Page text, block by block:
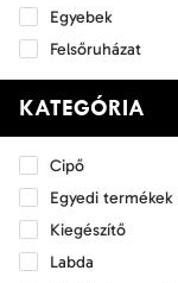
Egyebek
Felsőruházat
Focicipő
Focilabda
Sportcipő
Szettek
KATEGÓRIA
Cipő
Egyedi termékek
Kiegészítő
Labda